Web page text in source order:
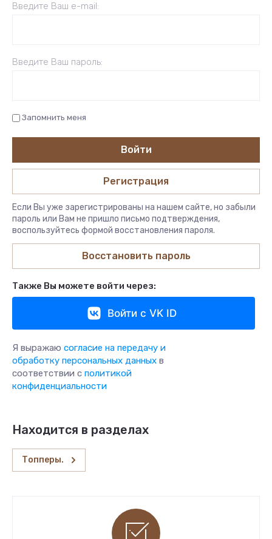
Введите Ваш e-mail:
Введите Ваш пароль:
Запомнить меня
Войти
Регистрация
Если Вы уже зарегистрированы на нашем сайте, но забыли
пароль или Вам не пришло письмо подтверждения,
воспользуйтесь формой восстановления пароля.
Восстановить пароль
Также Вы можете войти через:
Войти с VK ID
Я выражаю согласие на передачу и
обработку персональных данных в
соответствии с политикой
конфиденциальности
Находится в разделах
Топперы.